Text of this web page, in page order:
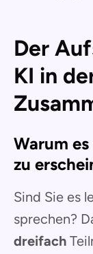
Der
KI in
Warum
zu
Sind Sie es
sprechen?
dreifach